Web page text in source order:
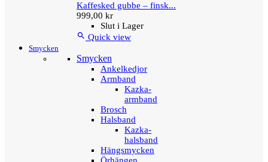
Kaffesked gubbe – finsk...
999,00 kr
Slut i Lager
 Quick view
Smycken
Smycken
Ankelkedjor
Armband
Kazka-
armband
Brosch
Halsband
Kazka-
halsband
Hängsmycken